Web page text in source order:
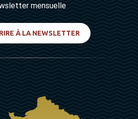
mensuelle
À LA NEWSLETTER